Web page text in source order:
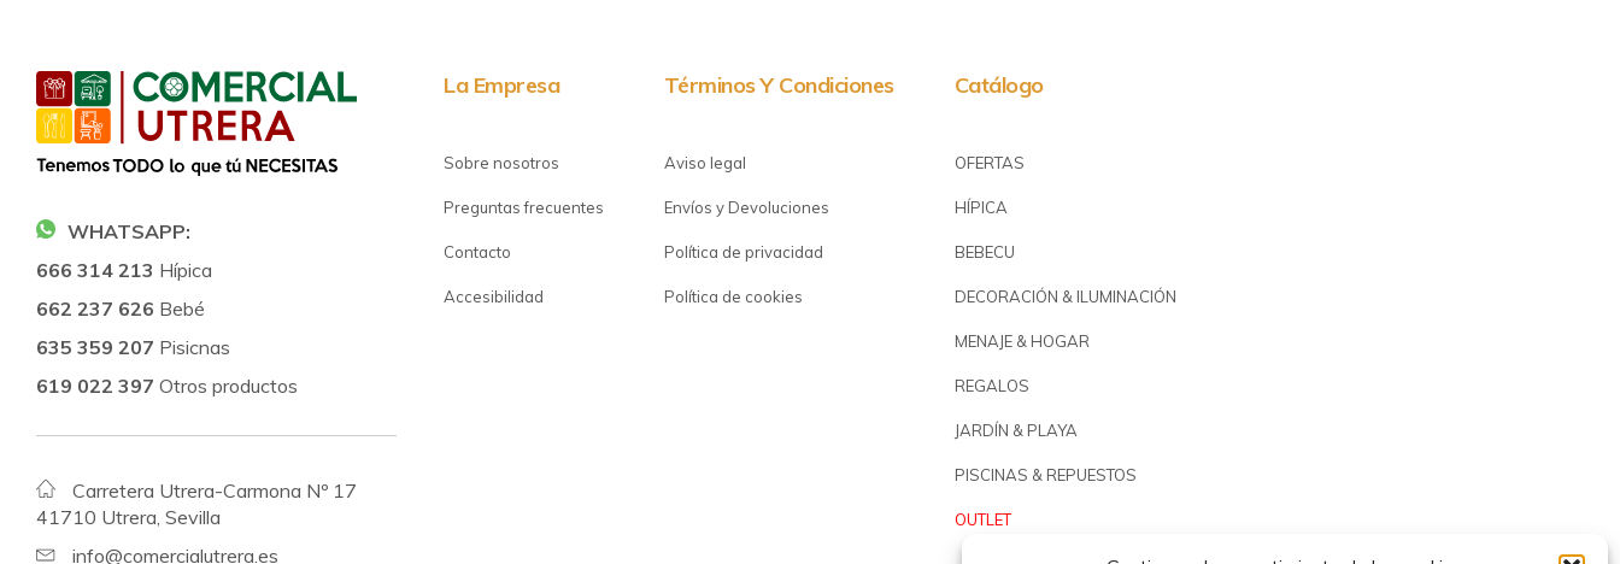
WHATSAPP:
666 314 213 Hípica
662 237 626 Bebé
635 359 207 Pisicnas
619 022 397 Otros productos
Carretera Utrera-Carmona Nº 17
41710 Utrera, Sevilla
info@comercialutrera.es
La Empresa
Sobre nosotros
Preguntas frecuentes
Contacto
Accesibilidad
Términos Y Condiciones
Aviso legal
Envíos y Devoluciones
Política de privacidad
Política de cookies
Catálogo
OFERTAS
HÍPICA
BEBECU
DECORACIÓN & ILUMINACIÓN
MENAJE & HOGAR
REGALOS
JARDÍN & PLAYA
PISCINAS & REPUESTOS
OUTLET